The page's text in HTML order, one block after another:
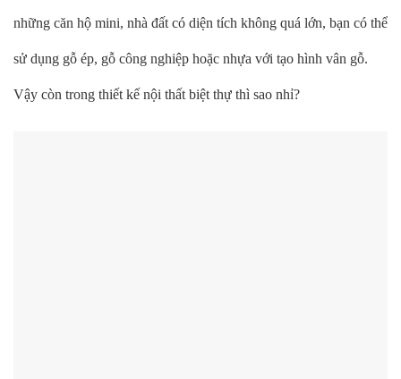
những căn hộ mini, nhà đất có diện tích không quá lớn, bạn có thể
sử dụng gỗ ép, gỗ công nghiệp hoặc nhựa với tạo hình vân gỗ.
Vậy còn trong thiết kế nội thất biệt thự thì sao nhỉ?